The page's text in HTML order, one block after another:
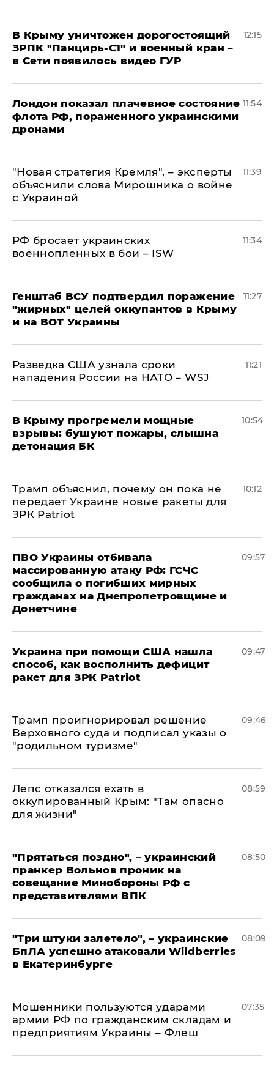
В Крыму уничтожен дорогостоящий
ЗРПК "Панцирь-С1" и военный кран –
в Сети появилось видео ГУР
12:15
Лондон показал плачевное состояние
флота РФ, пораженного украинскими
дронами
11:54
"Новая стратегия Кремля", – эксперты
объяснили слова Мирошника о войне
с Украиной
11:39
РФ бросает украинских
военнопленных в бои – ISW
11:34
Генштаб ВСУ подтвердил поражение
"жирных" целей оккупантов в Крыму
и на ВОТ Украины
11:27
Разведка США узнала сроки
нападения России на НАТО – WSJ
11:21
В Крыму прогремели мощные
взрывы: бушуют пожары, слышна
детонация БК
10:54
Трамп объяснил, почему он пока не
передает Украине новые ракеты для
ЗРК Patriot
10:12
ПВО Украины отбивала
массированную атаку РФ: ГСЧС
сообщила о погибших мирных
гражданах на Днепропетровщине и
Донетчине
09:57
Украина при помощи США нашла
способ, как восполнить дефицит
ракет для ЗРК Patriot
09:47
Трамп проигнорировал решение
Верховного суда и подписал указы о
"родильном туризме"
09:46
Лепс отказался ехать в
оккупированный Крым: "Там опасно
для жизни"
08:59
"Прятаться поздно", – украинский
пранкер Вольнов проник на
совещание Минобороны РФ с
представителями ВПК
08:50
"Три штуки залетело", – украинские
БпЛА успешно атаковали Wildberries
в Екатеринбурге
08:09
Мошенники пользуются ударами
армии РФ по гражданским складам и
предприятиям Украины – Флеш
07:35